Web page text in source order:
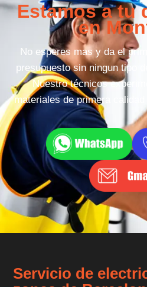
Estamos a tu
en
No esperes mas y da el
presupuesto sin ningun tipo
Nuestro técnicos
materiales de primera
Servicio de